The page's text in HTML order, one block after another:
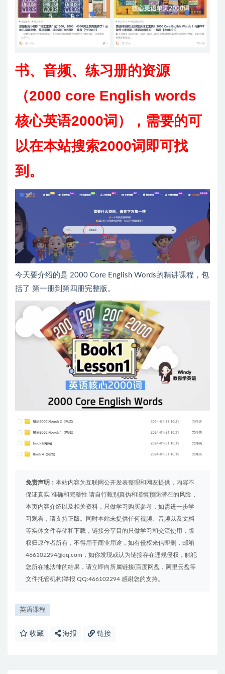
书、音频、练习册的资源
（2000 core English words
核心英语2000词）， 需要的可
以在本站搜索2000词即可找
到。
今天要介绍的是 2000 Core English Words的精讲课程，包
括了 第一册到第四册完整版。
免责声明： 本站内容为互联网公开发表整理和网友提供，内容不
保证真实 准确和完整性 请自行甄别真伪和谨慎预防潜在的风险，
本页内容介绍以及相关资料，只做学习购买参考，如需进一步学
习观看，请支持正版。同时本站未提供任何视频、音频以及文档
等实体文件存储和下载，链接分享目的只做学习和交流使用，版
权归原作者所有，不得用于商业用途，如有侵权来信即删，邮箱
466102294@qq.com，如你发现或认为链接存在违规侵权，触犯
您所在地法律的结果，请立即向所属链接(百度网盘，阿里云盘等
文件托管机构)举报 QQ:466102294 感谢您的支持。
英语课程
收藏 海报 链接